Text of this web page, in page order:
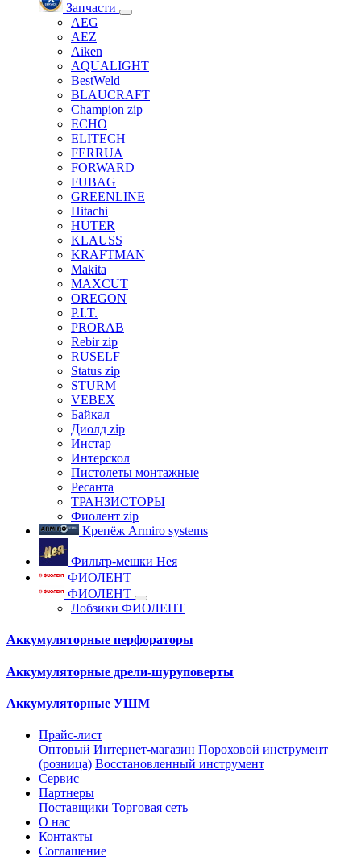
Запчасти
AEG
AEZ
Aiken
AQUALIGHT
BestWeld
BLAUCRAFT
Champion zip
ECHO
ELITECH
FERRUA
FORWARD
FUBAG
GREENLINE
Hitachi
HUTER
KLAUSS
KRAFTMAN
Makita
MAXCUT
OREGON
P.I.T.
PRORAB
Rebir zip
RUSELF
Status zip
STURM
VEBEX
Байкал
Диолд zip
Инстар
Интерскол
Пистолеты монтажные
Ресанта
ТРАНЗИСТОРЫ
Фиолент zip
Крепёж Armiro systems
Фильтр-мешки Нея
ФИОЛЕНТ
ФИОЛЕНТ
Лобзики ФИОЛЕНТ
Аккумуляторные перфораторы
Аккумуляторные дрели-шуруповерты
Аккумуляторные УШМ
Прайс-лист
Оптовый Интернет-магазин Пороховой инструмент
(розница) Восстановленный инструмент
Сервис
Партнеры
Поставщики Торговая сеть
О нас
Контакты
Соглашение